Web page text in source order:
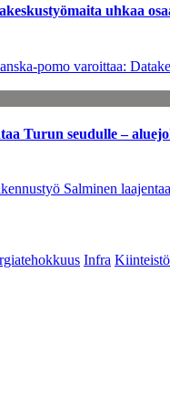
uhkaa
pomo varoittaa:
Turun seudulle –
Salminen
Infra